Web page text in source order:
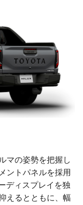
マの姿勢を把握し
ントパネルを採用
ディスプレイを独
えるとともに、幅